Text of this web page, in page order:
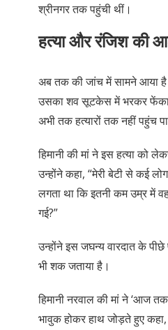
श्रीनगर तक पहुंची थीं।
हत्या और रंजिश की
अब तक की जांच में सामने आया है
उसका शव सूटकेस में भरकर फेंका
अभी तक हत्यारों तक नहीं पहुंच
हिमानी की मां ने इस हत्या को
उन्होंने कहा, “मेरी बेटी से कई
लगता था कि इतनी कम उम्र में
गई?”
उन्होंने इस जघन्य वारदात के पीछे
भी शक जताया है।
हिमानी नरवाल की मां ने ‘आज
भावुक होकर हाथ जोड़ते हुए कहा,